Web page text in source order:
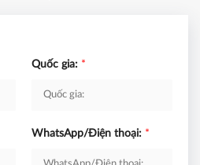
Quốc gia: *
WhatsApp/Điện thoại: *